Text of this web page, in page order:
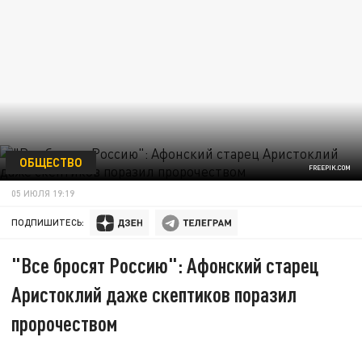
FREEPIK.COM
ОБЩЕСТВО
05 ИЮЛЯ 19:19
ПОДПИШИТЕСЬ:
"Все бросят Россию": Афонский старец
Аристоклий даже скептиков поразил
пророчеством